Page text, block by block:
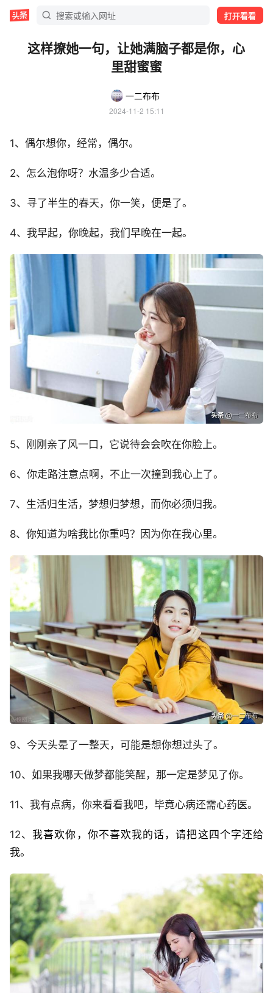
打开看看
这样撩她一句，让她满脑子都是你，心
里甜蜜蜜
一二布布
2024-11-2 15:11
1、偶尔想你，经常，偶尔。
2、怎么泡你呀？水温多少合适。
3、寻了半生的春天，你一笑，便是了。
4、我早起，你晚起，我们早晚在一起。
5、刚刚亲了风一口，它说待会会吹在你脸上。
6、你走路注意点啊，不止一次撞到我心上了。
7、生活归生活，梦想归梦想，而你必须归我。
8、你知道为啥我比你重吗？因为你在我心里。
9、今天头晕了一整天，可能是想你想过头了。
10、如果我哪天做梦都能笑醒，那一定是梦见了你。
11、我有点病，你来看看我吧，毕竟心病还需心药医。
12、我喜欢你，你不喜欢我的话，请把这四个字还给
我。